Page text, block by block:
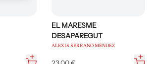
EL MARESME
DESAPAREGUT
ALEXIS SERRANO MÉNDEZ